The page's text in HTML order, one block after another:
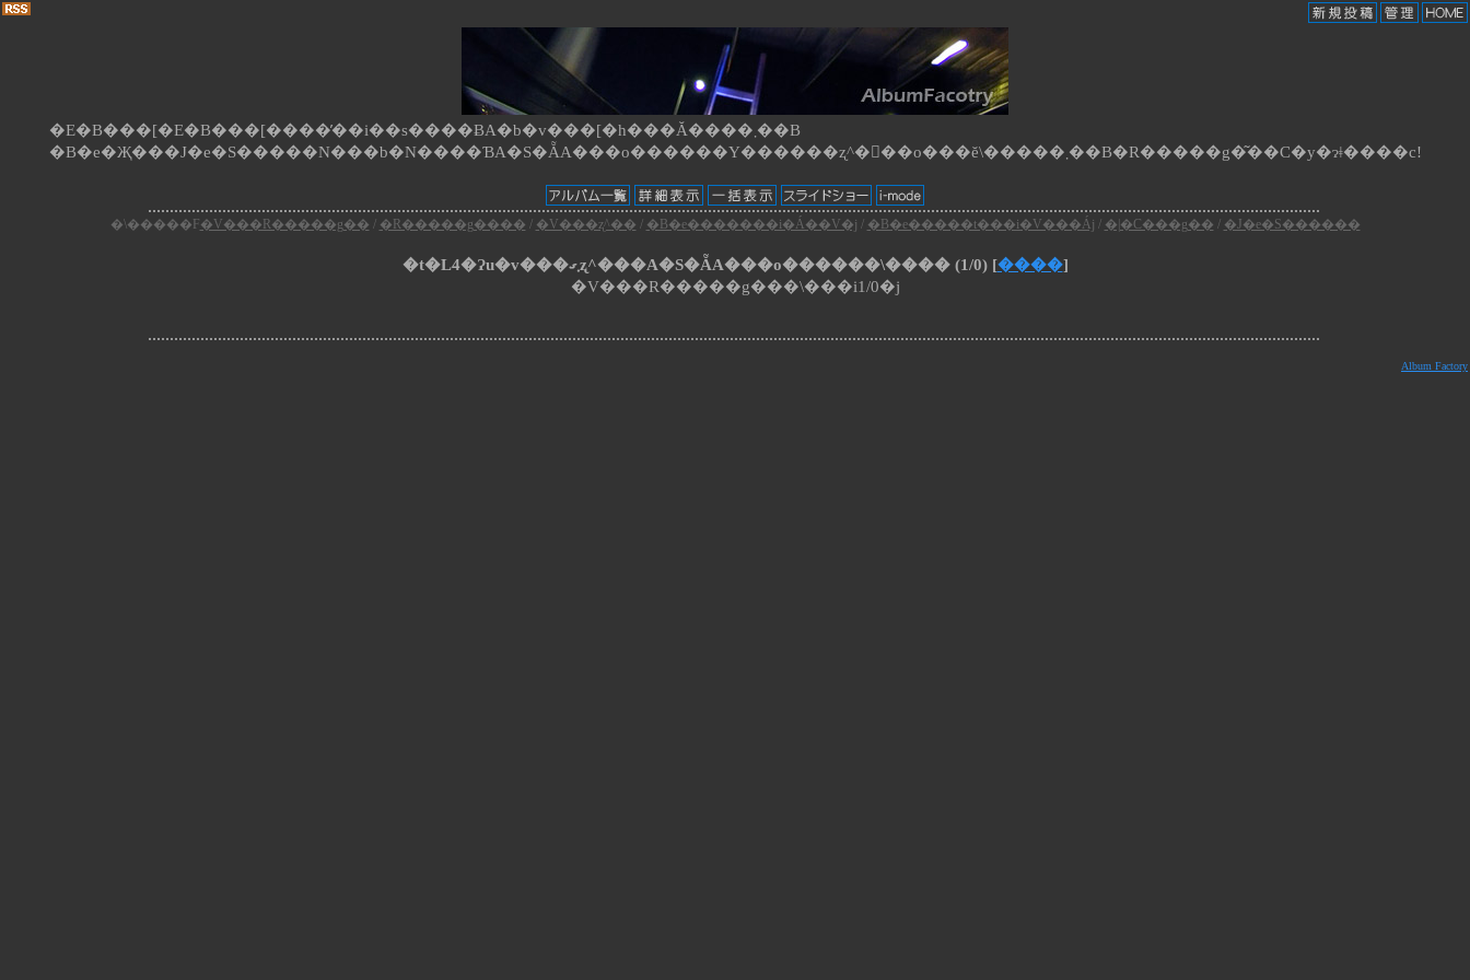
�E�B���[�E�B���[����̕��i��s����ɃA�b�v���[�h���Ă����܂��B
�B�e�Җ���J�e�S�����N���b�N����ƁA�S�ẴA���o������Y������ʐ^�𔲂��o���ĕ\�����܂��B�R�����g�͂��C�y�ɂǂ����c!
�\�����F�V���R�����g�� / �R�����g���� / �V���ʐ^�� / �B�e�������i�Á��V�j / �B�e�����t���i�V���Áj / �|�C���g�� / �J�e�S������
�t�L4�Ɂu�v���܂ގʐ^���A�S�ẴA���o������\���� (1/0) [����]
�V���R�����g���\���i1/0�j
Album Factory